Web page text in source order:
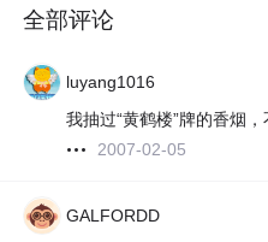
全部评论
luyang1016
我抽过“黄鹤楼”牌的香烟
2007-02-05
GALFORDD